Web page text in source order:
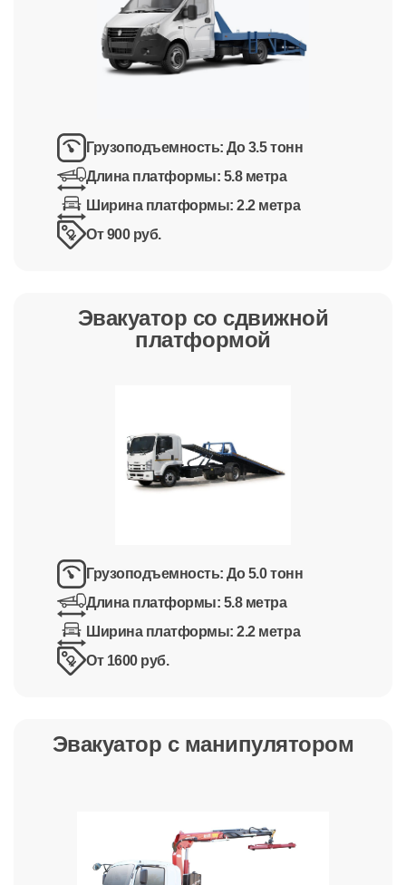
Грузоподъемность:До 3.5 тонн
Длина платформы: 5.8 метра
Ширина платформы:2.2 метра
От 900 руб.
Эвакуатор со сдвижной
платформой
Грузоподъемность:До 5.0 тонн
Длина платформы: 5.8 метра
Ширина платформы:2.2 метра
От 1600 руб.
Эвакуатор с манипулятором